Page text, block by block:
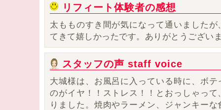
リフィート体験者の感想
太もものすき間が気になって通いましたが
て きて嬉しかったです。ありがとうござい
スタッフの声 staff voice
大城様は、お風呂に入っている時に、ボ
のがイヤ！！ストレス！！とおっしゃっ
りました。焼肉やラーメン、ジャンキー